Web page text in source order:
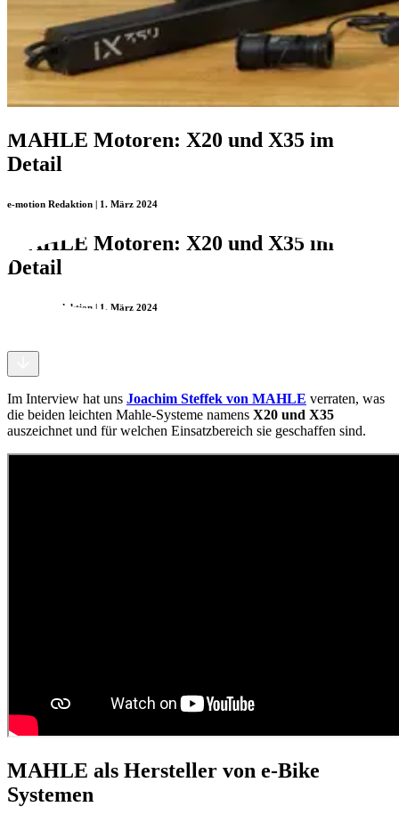
MAHLE Motoren: X20 und X35 im
Detail
e-motion Redaktion | 1. März 2024
MAHLE Motoren: X20 und X35 im
Detail
e-motion Redaktion | 1. März 2024
Im Interview hat uns Joachim Steffek von MAHLE verraten, was
die beiden leichten Mahle-Systeme namens X20 und X35
auszeichnet und für welchen Einsatzbereich sie geschaffen sind.
MAHLE als Hersteller von e-Bike
Systemen